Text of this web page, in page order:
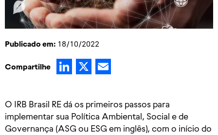
Publicado em: 18/10/2022
Compartilhe LinkedIn
X
O IRB Brasil RE dá os primeiros passos para
implementar sua Política Ambiental, Social e de
Governança (ASG ou ESG em inglês), com o início do